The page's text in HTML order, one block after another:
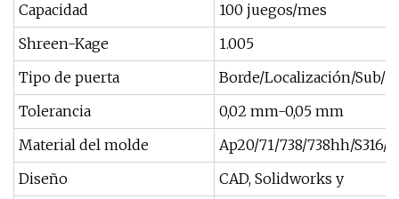
Capacidad
100 juegos/mes
Shreen-Kage
1.005
Tipo de puerta
Borde/Localización/Sub/
Tolerancia
0,02 mm-0,05 mm
Material del molde
Ap20/71/738/738hh/S316/
Diseño
CAD, Solidworks y